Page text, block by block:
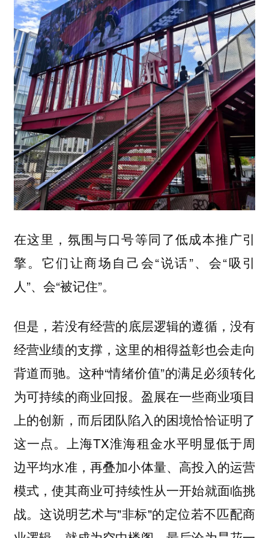
在这里，氛围与口号等同了低成本推广引
擎。它们让商场自己会“说话”、会“吸引
人”、会“被记住”。
但是，若没有经营的底层逻辑的遵循，没有
经营业绩的支撑，这里的相得益彰也会走向
背道而驰。 这种“情绪价值”的满足必须转化
为可持续的商业回报。盈展在一些商业项目
上的创新，而后团队陷入的困境恰恰证明了
这一点。上海TX淮海租金水平明显低于周
边平均水准，再叠加小体量、高投入的运营
模式，使其商业可持续性从一开始就面临挑
战。这说明艺术与"非标"的定位若不匹配商